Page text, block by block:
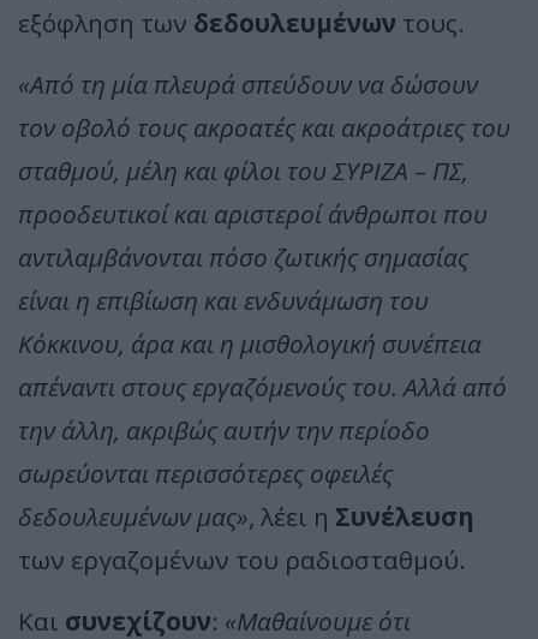
εξόφληση των δεδουλευμένων τους.
«Από τη μία πλευρά σπεύδουν να δώσουν
τον οβολό τους ακροατές και ακροάτριες του
σταθμού, μέλη και φίλοι του ΣΥΡΙΖΑ – ΠΣ,
προοδευτικοί και αριστεροί άνθρωποι που
αντιλαμβάνονται πόσο ζωτικής σημασίας
είναι η επιβίωση και ενδυνάμωση του
Κόκκινου, άρα και η μισθολογική συνέπεια
απέναντι στους εργαζόμενούς του. Αλλά από
την άλλη, ακριβώς αυτήν την περίοδο
σωρεύονται περισσότερες οφειλές
δεδουλευμένων μας», λέει η Συνέλευση
των εργαζομένων του ραδιοσταθμού.
Και συνεχίζουν: «Μαθαίνουμε ότι